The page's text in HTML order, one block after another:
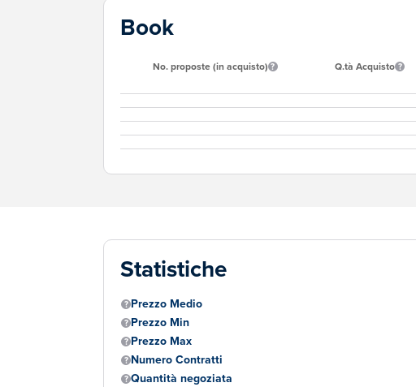
Book
No. proposte (in acquisto) Q.tà Acquisto
Statistiche
Prezzo Medio
Prezzo Min
Prezzo Max
Numero Contratti
Quantità negoziata